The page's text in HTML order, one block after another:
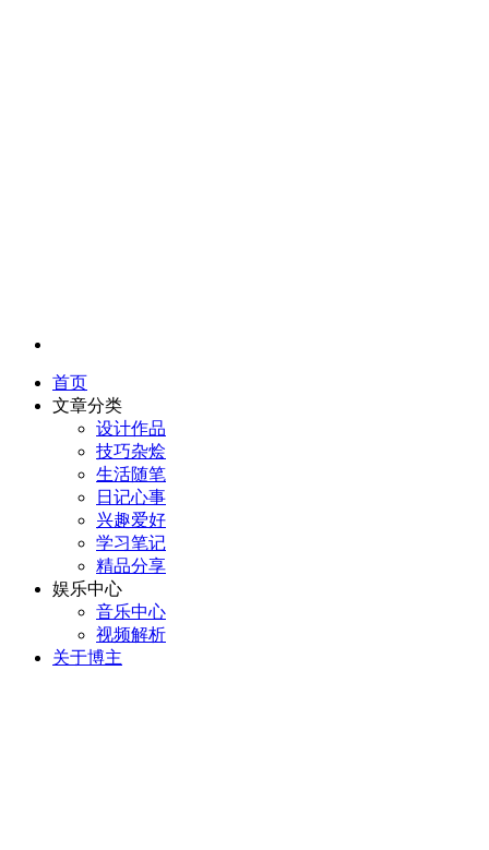
首页
文章分类
设计作品
技巧杂烩
生活随笔
日记心事
兴趣爱好
学习笔记
精品分享
娱乐中心
音乐中心
视频解析
关于博主